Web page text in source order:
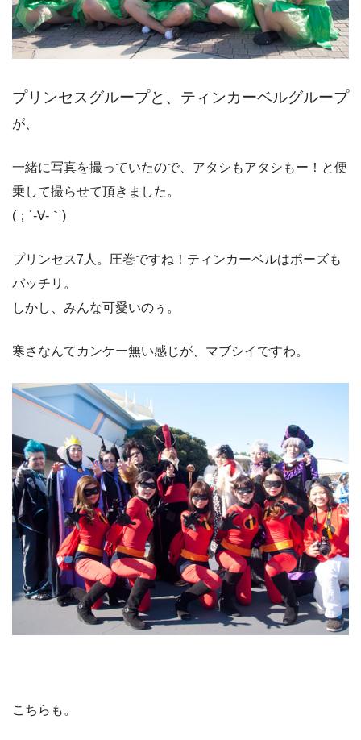
プリンセスグループと、ティンカーベルグループ
が、
一緒に写真を撮っていたので、アタシもアタシもー！と便
乗して撮らせて頂きました。
(；´-∀-｀)ゞ
プリンセス7人。圧巻ですね！ティンカーベルはポーズも
バッチリ。
しかし、みんな可愛いのぅ。
寒さなんてカンケー無い感じが、マブシイですわ。
こちらも。